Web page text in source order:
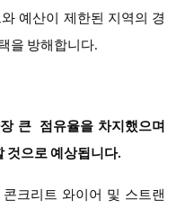
예산이 제한된 지역의 경
을 방해합니다.
큰 점유율을 차지했으며
것으로 예상됩니다.
크리트 와이어 및 스트랜